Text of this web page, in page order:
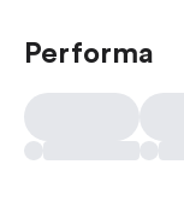
Performa